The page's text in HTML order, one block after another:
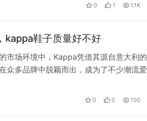
0 1 1.1K
kappa鞋子质量好不好
市场环境中，Kappa凭借其源自意大利
众多品牌中脱颖而出，成为了不少潮流爱
0 0 150